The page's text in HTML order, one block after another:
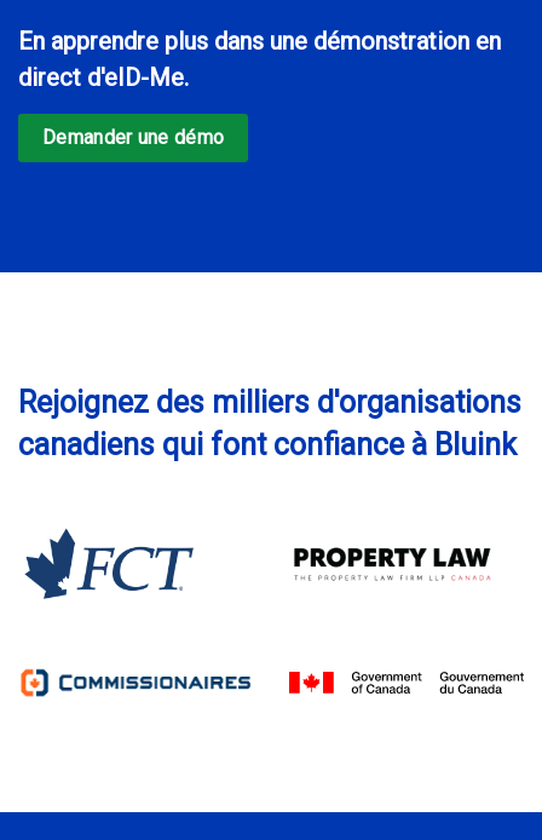
En apprendre plus dans une démonstration en
direct d'eID-Me.
Demander une démo
Rejoignez des milliers d'organisations
canadiens qui font confiance à Bluink